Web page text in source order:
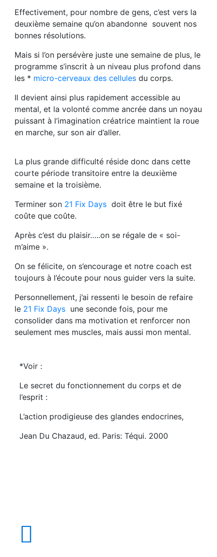
Effectivement, pour nombre de gens, c’est vers la
deuxième semaine qu’on abandonne souvent nos
bonnes résolutions.
Mais si l’on persévère juste une semaine de plus, le
programme s’inscrit à un niveau plus profond dans
les * micro-cerveaux des cellules du corps.
Il devient ainsi plus rapidement accessible au
mental, et la volonté comme ancrée dans un noyau
puissant à l’imagination créatrice maintient la roue
en marche, sur son air d’aller.
La plus grande difficulté réside donc dans cette
courte période transitoire entre la deuxième
semaine et la troisième.
Terminer son 21 Fix Days doit être le but fixé
coûte que coûte.
Après c’est du plaisir…..on se régale de « soi-
m’aime ».
On se félicite, on s’encourage et notre coach est
toujours à l’écoute pour nous guider vers la suite.
Personnellement, j’ai ressenti le besoin de refaire
le 21 Fix Days une seconde fois, pour me
consolider dans ma motivation et renforcer non
seulement mes muscles, mais aussi mon mental.
*Voir :
Le secret du fonctionnement du corps et de
l’esprit :
L’action prodigieuse des glandes endocrines,
Jean Du Chazaud, ed. Paris: Téqui. 2000